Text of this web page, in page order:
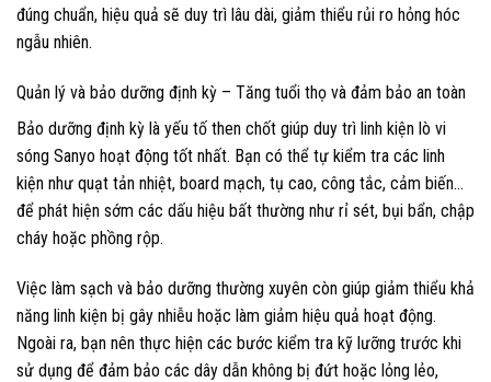
đúng chuẩn, hiệu quả sẽ duy trì lâu dài, giảm thiểu rủi ro hỏng hóc
ngẫu nhiên.
Quản lý và bảo dưỡng định kỳ – Tăng tuổi thọ và đảm bảo an toàn
Bảo dưỡng định kỳ là yếu tố then chốt giúp duy trì linh kiện lò vi
sóng Sanyo hoạt động tốt nhất. Bạn có thể tự kiểm tra các linh
kiện như quạt tản nhiệt, board mạch, tụ cao, công tắc, cảm biến…
để phát hiện sớm các dấu hiệu bất thường như rỉ sét, bụi bẩn, chập
cháy hoặc phồng rộp.
Việc làm sạch và bảo dưỡng thường xuyên còn giúp giảm thiểu khả
năng linh kiện bị gây nhiễu hoặc làm giảm hiệu quả hoạt động.
Ngoài ra, bạn nên thực hiện các bước kiểm tra kỹ lưỡng trước khi
sử dụng để đảm bảo các dây dẫn không bị đứt hoặc lỏng lẻo,